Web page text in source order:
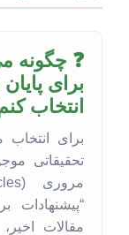
❓ چگونه
برای
انتخاب
برای انتخاب
تحقیقاتی
“پیشنهادات
مقالات